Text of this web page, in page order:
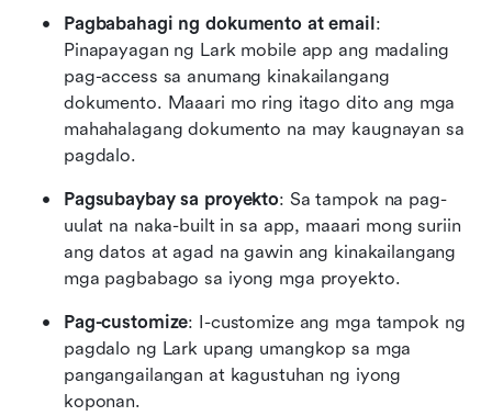
Pagbabahagi ng dokumento at email :
Pinapayagan ng Lark mobile app ang madaling
pag-access sa anumang kinakailangang
dokumento. Maaari mo ring itago dito ang mga
mahahalagang dokumento na may kaugnayan sa
pagdalo.
Pagsubaybay sa proyekto: Sa tampok na pag-
uulat na naka-built in sa app, maaari mong suriin
ang datos at agad na gawin ang kinakailangang
mga pagbabago sa iyong mga proyekto.
Pag-customize: I-customize ang mga tampok ng
pagdalo ng Lark upang umangkop sa mga
pangangailangan at kagustuhan ng iyong
koponan.